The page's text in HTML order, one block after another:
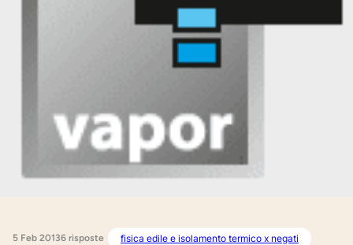
5 Feb 20136 risposte fisica edile e isolamento termico x negati